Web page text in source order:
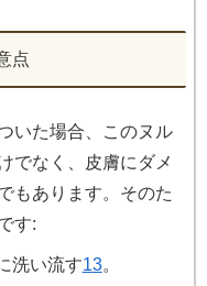
点
いた場合、このヌル
でなく、皮膚にダメ
もあります。そのた
す:
洗い流す13。